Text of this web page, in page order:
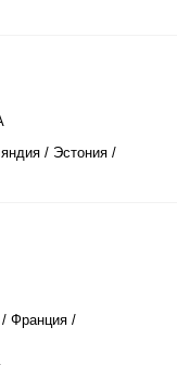
/ Эстония /
Франция /